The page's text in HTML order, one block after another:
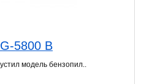
5800 B
модель бензопил..